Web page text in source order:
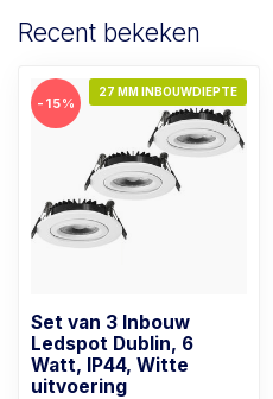
Recent bekeken
27 MM INBOUWDIEPTE
-15%
Set van 3 Inbouw
Ledspot Dublin, 6
Watt, IP44, Witte
uitvoering